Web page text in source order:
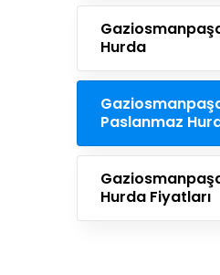
Hurda
Paslanmaz
Hurda Fiyatları